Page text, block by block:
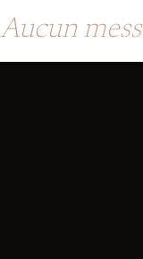
Aucun